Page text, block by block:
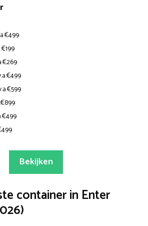
Bekijken
container in Enter